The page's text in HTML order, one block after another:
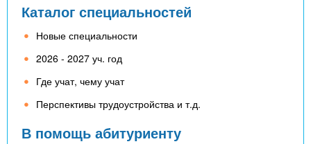
Каталог специальностей
Новые специальности
2026 - 2027 уч. год
Где учат, чему учат
Перспективы трудоустройства и т.д.
В помощь абитуриенту